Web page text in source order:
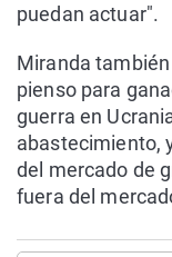
puedan actuar".
Miranda
pienso para
guerra en
abastecimiento,
del mercado de
fuera del